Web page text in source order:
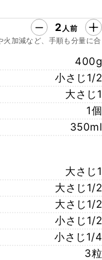
2 人前
火加減など、手順も分量に合
400g
小さじ1/2
大さじ1
1個
350ml
大さじ1
大さじ1/2
大さじ1/2
小さじ1/2
小さじ1/4
3粒